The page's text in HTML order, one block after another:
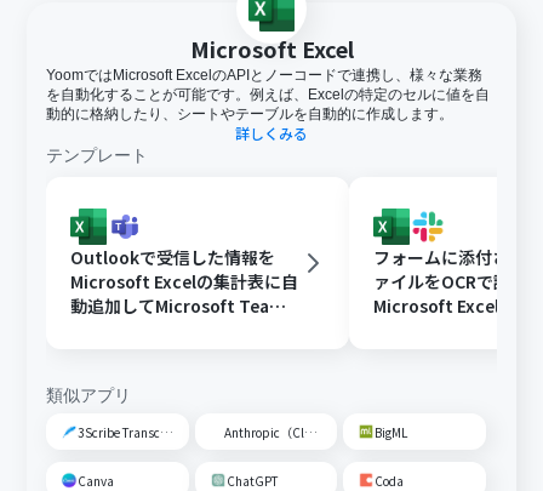
プランによって最短の起動間隔が異なりますので、ご注意
「同じ処理を繰り返す」オペレーション間の操作は、パ
ーソナルプラン以上でご利用いただける機能となっており
ます。フリープランの場合は設定しているフローボットの
オペレーションやデータコネクトはエラーとなりますの
で、ご注意ください。
イアルを行うことが可能です。無料トライアル中には制限
対象のアプリや機能（オペレーション）を使用すること
ができます。
Microsoft365（旧Office365）には、家庭向けプランと一
般法人向けプラン（Microsoft365 Business）があり、一
す。アプリの仕様によっては300MB未満になる可能性が
あるので、ご注意ください。
ル容量の詳細は「ファイルの容量制限について
Microsoft Excel
YoomではMicrosoft ExcelのAPIとノーコードで連携し、様々な業務
を自動化することが可能です。例えば、Excelの特定のセルに値を自
動的に格納したり、シートやテーブルを自動的に作成します。
詳しくみる
テンプレート
Outlookで受信した情報を
Microsoft Excelの集計表に自
動追加してMicrosoft Teams
フォームに添付され
ァイルをOCRで読み
Microsoft Excelに格
類似アプリ
3Scribe Transcription Anthropic（Claude） BigML
Canva ChatGPT Coda